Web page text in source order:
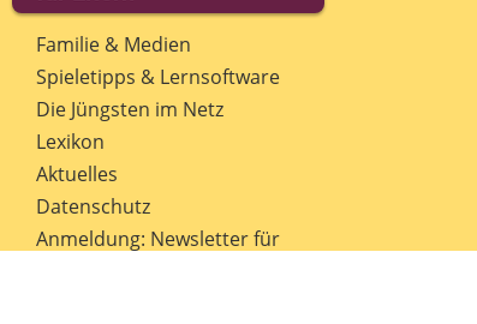
Familie & Medien
Spieletipps & Lernsoftware
Die Jüngsten im Netz
Lexikon
Aktuelles
Datenschutz
Anmeldung: Newsletter für